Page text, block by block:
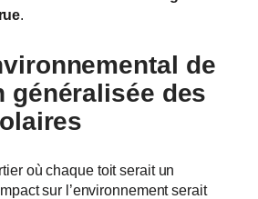
.
de
généralisée des
où chaque toit serait un
sur l’environnement serait